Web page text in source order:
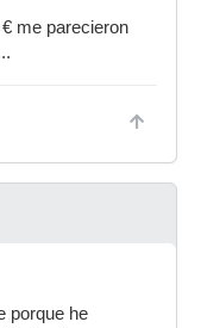
me parecieron
porque he